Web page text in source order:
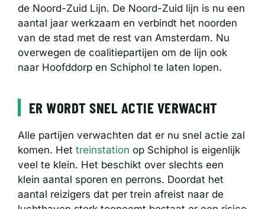
de Noord-Zuid Lijn. De Noord-Zuid lijn is nu een
aantal jaar werkzaam en verbindt het noorden
van de stad met de rest van Amsterdam. Nu
overwegen de coalitiepartijen om de lijn ook
naar Hoofddorp en Schiphol te laten lopen.
ER WORDT SNEL ACTIE VERWACHT
Alle partijen verwachten dat er nu snel actie zal
komen. Het treinstation op Schiphol is eigenlijk
veel te klein. Het beschikt over slechts een
klein aantal sporen en perrons. Doordat het
aantal reizigers dat per trein afreist naar de